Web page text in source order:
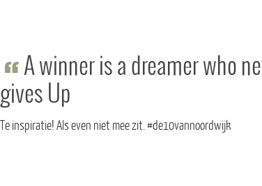
A winner is a dreamer who
gives Up
Te inspiratie! Als even niet mee zit. #de10vannoordwijk